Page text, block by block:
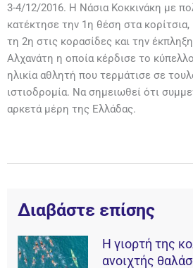
3-4/12/2016. Η Νάσια Κοκκινάκη με
κατέκτησε την 1η θέση στα κορίτσια,
τη 2η στις κορασίδες και την
Αλχανάτη η οποία κέρδισε το
ηλικία αθλητή που τερμάτισε σε
ιστιοδρομία. Να σημειωθεί ότι
αρκετά μέρη της Ελλάδας.
Διαβάστε επίσης
Η γιορτή της
ανοιχτής